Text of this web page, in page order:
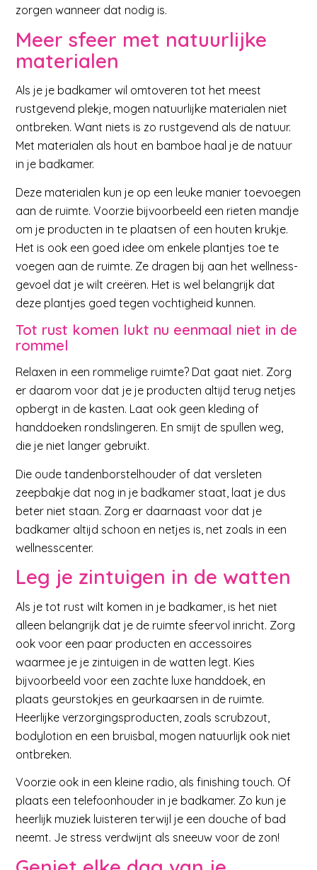
zorgen wanneer dat nodig is.
Meer sfeer met natuurlijke
materialen
Als je je badkamer wil omtoveren tot het meest
rustgevend plekje, mogen natuurlijke materialen niet
ontbreken. Want niets is zo rustgevend als de natuur.
Met materialen als hout en bamboe haal je de natuur
in je badkamer.
Deze materialen kun je op een leuke manier toevoegen
aan de ruimte. Voorzie bijvoorbeeld een rieten mandje
om je producten in te plaatsen of een houten krukje.
Het is ook een goed idee om enkele plantjes toe te
voegen aan de ruimte. Ze dragen bij aan het wellness-
gevoel dat je wilt creëren. Het is wel belangrijk dat
deze plantjes goed tegen vochtigheid kunnen.
Tot rust komen lukt nu eenmaal niet in de
rommel
Relaxen in een rommelige ruimte? Dat gaat niet. Zorg
er daarom voor dat je je producten altijd terug netjes
opbergt in de kasten. Laat ook geen kleding of
handdoeken rondslingeren. En smijt de spullen weg,
die je niet langer gebruikt.
Die oude tandenborstelhouder of dat versleten
zeepbakje dat nog in je badkamer staat, laat je dus
beter niet staan. Zorg er daarnaast voor dat je
badkamer altijd schoon en netjes is, net zoals in een
wellnesscenter.
Leg je zintuigen in de watten
Als je tot rust wilt komen in je badkamer, is het niet
alleen belangrijk dat je de ruimte sfeervol inricht. Zorg
ook voor een paar producten en accessoires
waarmee je je zintuigen in de watten legt. Kies
bijvoorbeeld voor een zachte luxe handdoek, en
plaats geurstokjes en geurkaarsen in de ruimte.
Heerlijke verzorgingsproducten, zoals scrubzout,
bodylotion en een bruisbal, mogen natuurlijk ook niet
ontbreken.
Voorzie ook in een kleine radio, als finishing touch. Of
plaats een telefoonhouder in je badkamer. Zo kun je
heerlijk muziek luisteren terwijl je een douche of bad
neemt. Je stress verdwijnt als sneeuw voor de zon!